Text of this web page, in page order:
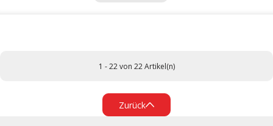
1 - 22 von 22 Artikel(n)
Zurück